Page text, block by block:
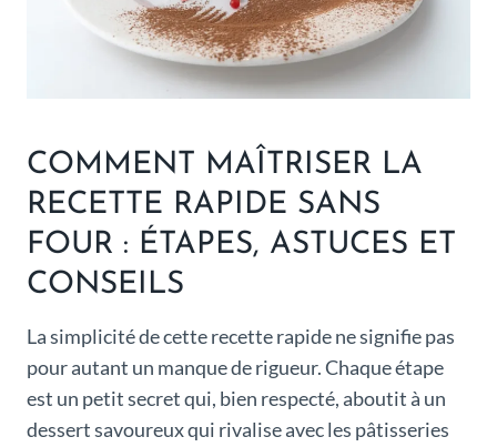
COMMENT MAÎTRISER LA
RECETTE RAPIDE SANS
FOUR : ÉTAPES, ASTUCES ET
CONSEILS
La simplicité de cette recette rapide ne signifie pas
pour autant un manque de rigueur. Chaque étape
est un petit secret qui, bien respecté, aboutit à un
dessert savoureux qui rivalise avec les pâtisseries